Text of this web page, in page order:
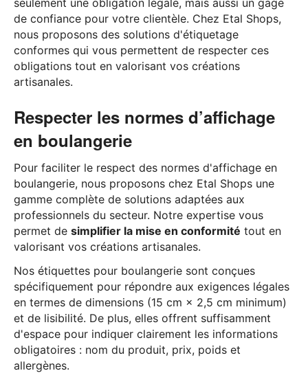
seulement une obligation légale, mais aussi un gage
de confiance pour votre clientèle. Chez Etal Shops,
nous proposons des solutions d'étiquetage
conformes qui vous permettent de respecter ces
obligations tout en valorisant vos créations
artisanales.
Respecter les normes d’affichage
en boulangerie
Pour faciliter le respect des normes d'affichage en
boulangerie, nous proposons chez Etal Shops une
gamme complète de solutions adaptées aux
professionnels du secteur. Notre expertise vous
permet de simplifier la mise en conformité tout en
valorisant vos créations artisanales.
Nos étiquettes pour boulangerie sont conçues
spécifiquement pour répondre aux exigences légales
en termes de dimensions (15 cm × 2,5 cm minimum)
et de lisibilité. De plus, elles offrent suffisamment
d'espace pour indiquer clairement les informations
obligatoires : nom du produit, prix, poids et
allergènes.